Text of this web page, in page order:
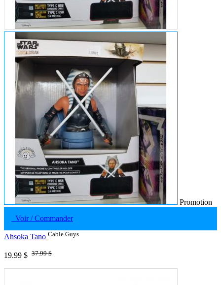
Promotion
Voir / Commander
Ahsoka Tano Cable Guys
19.99 $ 37.99 $